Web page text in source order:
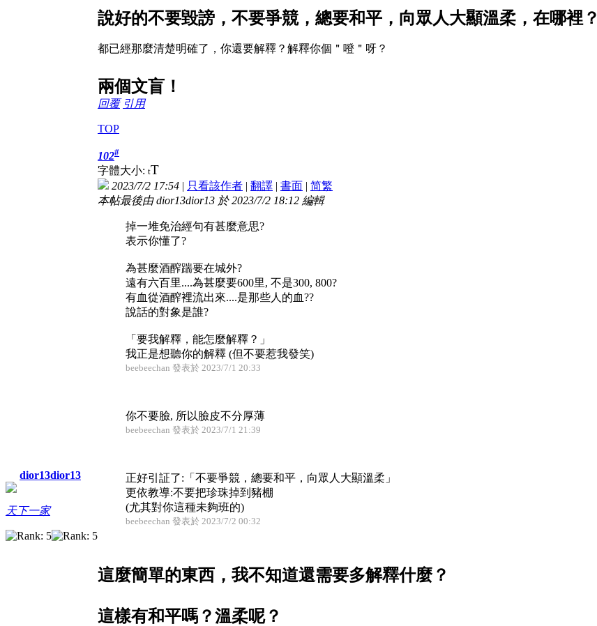
說好的不要毀謗，不要爭競，總要和平，向眾人大顯溫柔，在哪裡？
都已經那麼清楚明確了，你還要解釋？解釋你個＂噔＂呀？
兩個文盲！
回覆 引用
TOP
dior13dior13
天下一家
102#
字體大小: tT
2023/7/2 17:54 | 只看該作者 | 翻譯 | 書面 | 简繁
本帖最後由 dior13dior13 於 2023/7/2 18:12 編輯
掉一堆免治經句有甚麼意思?
表示你懂了?
為甚麼酒醡踹要在城外?
遠有六百里....為甚麼要600里, 不是300, 800?
有血從酒醡裡流出來....是那些人的血??
說話的對象是誰?
「要我解釋，能怎麼解釋？」
我正是想聽你的解釋 (但不要惹我發笑)
beebeechan 發表於 2023/7/1 20:33
你不要臉, 所以臉皮不分厚薄
beebeechan 發表於 2023/7/1 21:39
正好引証了:「不要爭競，總要和平，向眾人大顯溫柔」
更依教導:不要把珍珠掉到豬棚
(尤其對你這種未夠班的)
beebeechan 發表於 2023/7/2 00:32
這麼簡單的東西，我不知道還需要多解釋什麼？
這樣有和平嗎？溫柔呢？